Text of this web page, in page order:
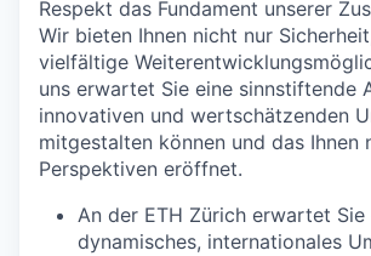
Respekt das Fundament unserer
Wir bieten Ihnen nicht nur
vielfältige
uns erwartet Sie eine sinnstiftende
innovativen und wertschätzenden
mitgestalten können und das Ihnen
Perspektiven eröffnet.
An der ETH Zürich erwartet Sie
dynamisches, internationales